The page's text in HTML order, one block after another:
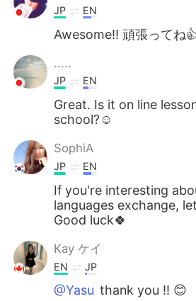
Русский
Indonesia
Türkçe Tiếng Việt
JP EN
Awesome!! 頑張ってね
.....
JP EN
Great. Is it on line
school?☺️
SophiA
JP EN
If you're interesting
languages exchange,
Good luck🍀
Kay ケイ
EN JP
@Yasu thank you !! 😊